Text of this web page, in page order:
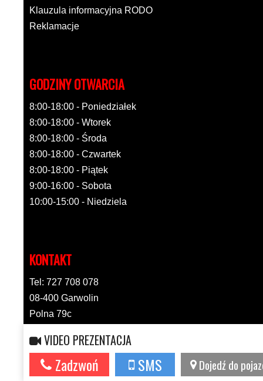
VIDEO PREZENTACJA
Zadzwoń SMS Dojedź do
Klauzula informacyjna RODO
Reklamacje
GODZINY OTWARCIA
8:00-18:00 - Poniedziałek
8:00-18:00 - Wtorek
8:00-18:00 - Środa
8:00-18:00 - Czwartek
8:00-18:00 - Piątek
9:00-16:00 - Sobota
10:00-15:00 - Niedziela
KONTAKT
Tel: 727 708 078
08-400 Garwolin
Polna 79c
Serwis wykorzystuje pliki cookies. Jeżeli nie blokujesz plików, to zgadzasz
się na ich użycie oraz zapisywanie w pamięci urządzenia. Więcej